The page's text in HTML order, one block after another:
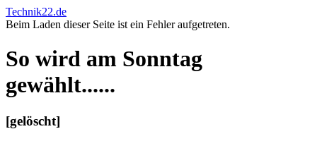
Technik22.de
Beim Laden dieser Seite ist ein Fehler aufgetreten.
So wird am Sonntag
gewählt......
[gelöscht]